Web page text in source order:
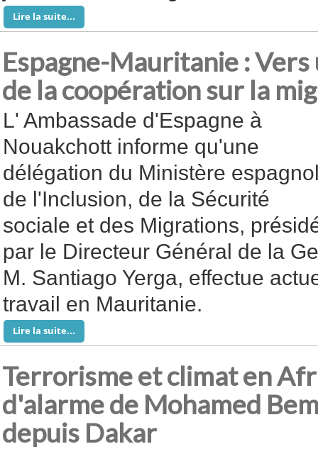
Lire la suite...
Espagne-Mauritanie :
de la coopération sur la
L' Ambassade d'Espagne à
Nouakchott informe qu'une
délégation du Ministère
de l'Inclusion, de la Sécurité
sociale et des Migrations,
par le Directeur Général de la
M. Santiago Yerga, effectue
travail en Mauritanie.
Lire la suite...
Terrorisme et climat en
d'alarme de Mohamed
depuis Dakar